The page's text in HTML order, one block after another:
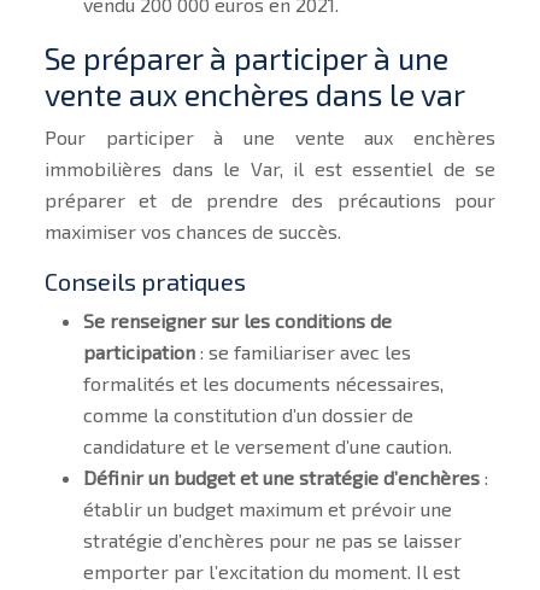
Se préparer à participer à une
vente aux enchères dans le var
Pour participer à une vente aux enchères
immobilières dans le Var, il est essentiel de se
préparer et de prendre des précautions pour
maximiser vos chances de succès.
Conseils pratiques
Se renseigner sur les conditions de
participation : se familiariser avec les
formalités et les documents nécessaires,
comme la constitution d’un dossier de
candidature et le versement d’une caution.
Définir un budget et une stratégie d’enchères :
établir un budget maximum et prévoir une
stratégie d’enchères pour ne pas se laisser
emporter par l’excitation du moment. Il est